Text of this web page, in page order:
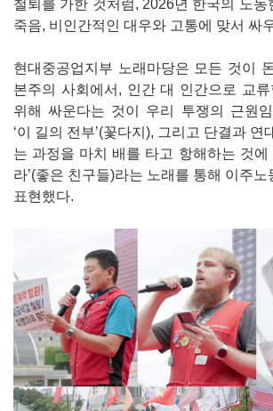
철퇴를 가한 것처럼, 2026년 한국의 노동
죽음, 비인간적인 대우와 고통에 맞서 싸
현대중공업지부 노래마당은 모든 것이
본주의 사회에서, 인간 대 인간으로 교
위해 싸운다는 것이 우리 투쟁의 근원
‘이 길의 전부’(꽃다지), 그리고 단결과 연
는 과정을 마치 배를 타고 항해하는 것에
라’(좋은 친구들)라는 노래를 통해 이주
표현했다.